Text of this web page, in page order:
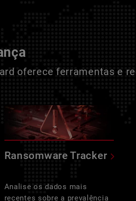
oferece ferramentas e
Ransomware Tracker
Analise os dados mais
recentes sobre a prevalência